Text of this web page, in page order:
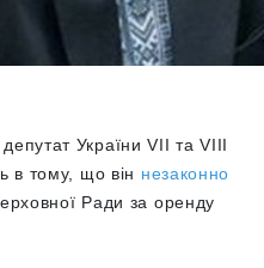
України VII та VIII
в тому, що він незаконно
Ради за оренду